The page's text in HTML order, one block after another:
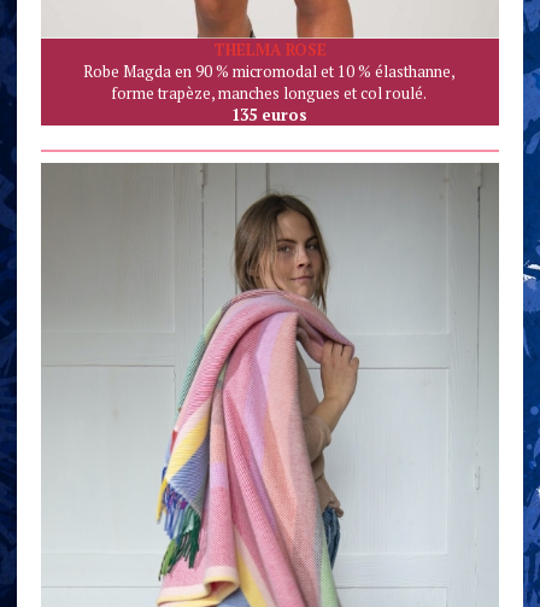
THELMA ROSE
Robe Magda en 90 % micromodal et 10 % élasthanne,
forme trapèze, manches longues et col roulé.
135 euros